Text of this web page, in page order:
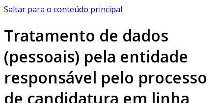
Saltar para o conteúdo principal
Tratamento de dados
(pessoais) pela entidade
responsável pelo processo
de candidatura em linha